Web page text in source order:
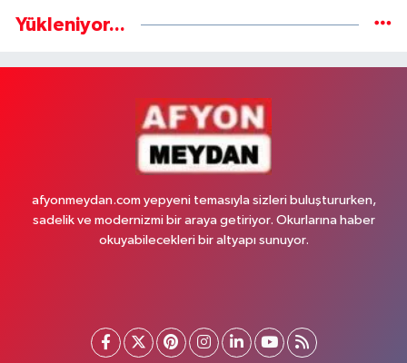
Yükleniyor...
afyonmeydan.com yepyeni temasıyla sizleri buluştururken,
sadelik ve modernizmi bir araya getiriyor. Okurlarına haber
okuyabilecekleri bir altyapı sunuyor.